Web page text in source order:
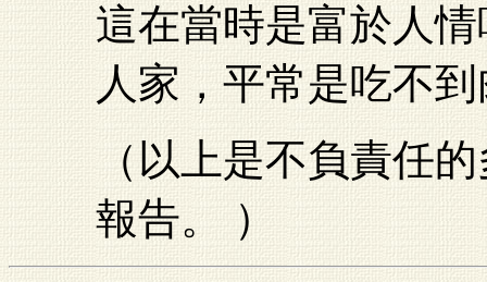
這在當時是富於人
人家，平常是吃不
（以上是不負責任
報告。 ）